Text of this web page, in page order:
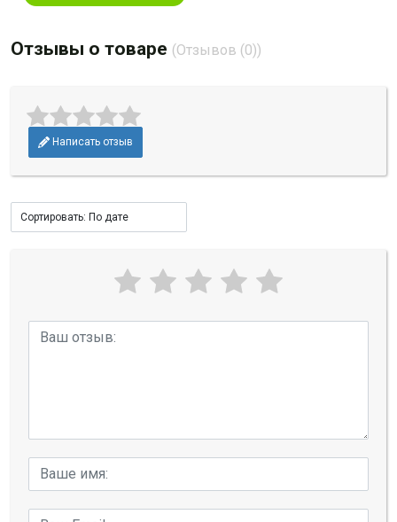
Отзывы о товаре (Отзывов (0))
Написать отзыв